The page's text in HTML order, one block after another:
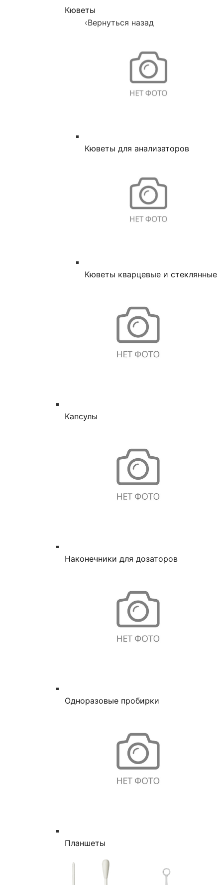
Кюветы
‹Вернуться назад
Кюветы для анализаторов
Кюветы кварцевые и стеклянные
Капсулы
Наконечники для дозаторов
Одноразовые пробирки
Планшеты